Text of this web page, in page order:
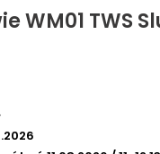
WM01 TWS